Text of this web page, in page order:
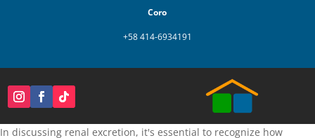
Coro
+58 414-6934191
In discussing renal excretion, it's essential to recognize how